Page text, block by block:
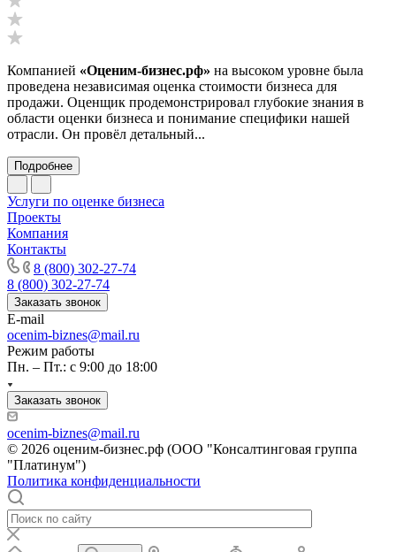
Компанией «Оценим-бизнес.рф» на высоком уровне была
проведена независимая оценка стоимости бизнеса для
продажи. Оценщик продемонстрировал глубокие знания в
области оценки бизнеса и понимание специфики нашей
отрасли. Он провёл детальный...
Подробнее
Услуги по оценке бизнеса
Проекты
Компания
Контакты
8 (800) 302-27-74
8 (800) 302-27-74
Заказать звонок
E-mail
ocenim-biznes@mail.ru
Режим работы
Пн. – Пт.: с 9:00 до 18:00
Заказать звонок
ocenim-biznes@mail.ru
© 2026 оценим-бизнес.рф (ООО "Консалтинговая группа
"Платинум")
Политика конфиденциальности
Каменка
Каменск-Уральский
Камень-на-Оби
Камышин
Камышлов
Канаш
Кандалакша
Канск
Карачев
Карпинск
Касли
Каспийск
Кашира
Кемерово
Керчь
Кизляр
Кимры
Кинель
Кинешма
Киржач
Кириши
Киров
Кировск
Кисловодск
Клин